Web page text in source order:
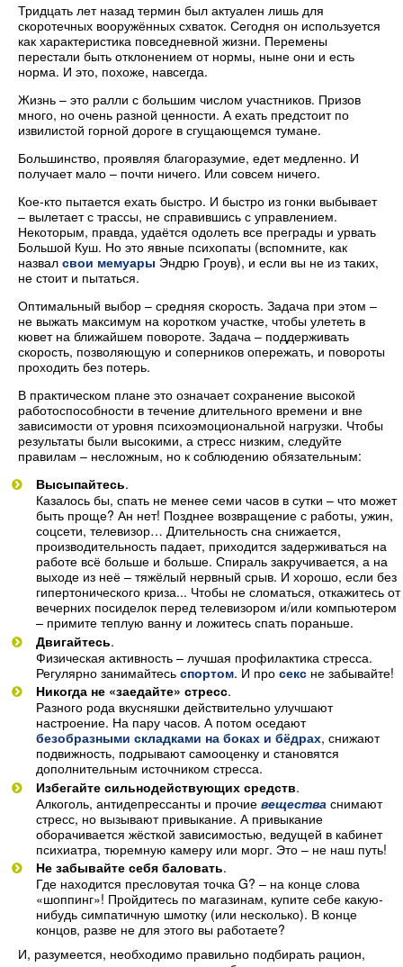
Тридцать лет назад термин был актуален лишь для
скоротечных вооружённых схваток. Сегодня он используется
как характеристика повседневной жизни. Перемены
перестали быть отклонением от нормы, ныне они и есть
норма. И это, похоже, навсегда.
Жизнь – это ралли с большим числом участников. Призов
много, но очень разной ценности. А ехать предстоит по
извилистой горной дороге в сгущающемся тумане.
Большинство, проявляя благоразумие, едет медленно. И
получает мало – почти ничего. Или совсем ничего.
Кое-кто пытается ехать быстро. И быстро из гонки выбывает
– вылетает с трассы, не справившись с управлением.
Некоторым, правда, удаётся одолеть все преграды и урвать
Большой Куш. Но это явные психопаты (вспомните, как
назвал свои мемуары Эндрю Гроув), и если вы не из таких,
не стоит и пытаться.
Оптимальный выбор – средняя скорость. Задача при этом –
не выжать максимум на коротком участке, чтобы улететь в
кювет на ближайшем повороте. Задача – поддерживать
скорость, позволяющую и соперников опережать, и повороты
проходить без потерь.
В практическом плане это означает сохранение высокой
работоспособности в течение длительного времени и вне
зависимости от уровня психоэмоциональной нагрузки. Чтобы
результаты были высокими, а стресс низким, следуйте
правилам – несложным, но к соблюдению обязательным:
Высыпайтесь.
Казалось бы, спать не менее семи часов в сутки – что может
быть проще? Ан нет! Позднее возвращение с работы, ужин,
соцсети, телевизор… Длительность сна снижается,
производительность падает, приходится задерживаться на
работе всё больше и больше. Спираль закручивается, а на
выходе из неё – тяжёлый нервный срыв. И хорошо, если без
гипертонического криза... Чтобы не сломаться, откажитесь от
вечерних посиделок перед телевизором и/или компьютером
– примите теплую ванну и ложитесь спать пораньше.
Двигайтесь.
Физическая активность – лучшая профилактика стресса.
Регулярно занимайтесь спортом. И про секс не забывайте!
Никогда не «заедайте» стресс.
Разного рода вкусняшки действительно улучшают
настроение. На пару часов. А потом оседают
безобразными складками на боках и бёдрах, снижают
подвижность, подрывают самооценку и становятся
дополнительным источником стресса.
Избегайте сильнодействующих средств.
Алкоголь, антидепрессанты и прочие вещества снимают
стресс, но вызывают привыкание. А привыкание
оборачивается жёсткой зависимостью, ведущей в кабинет
психиатра, тюремную камеру или морг. Это – не наш путь!
Не забывайте себя баловать.
Где находится пресловутая точка G? – на конце слова
«шоппинг»! Пройдитесь по магазинам, купите себе какую-
нибудь симпатичную шмотку (или несколько). В конце
концов, разве не для этого вы работаете?
И, разумеется, необходимо правильно подбирать рацион,